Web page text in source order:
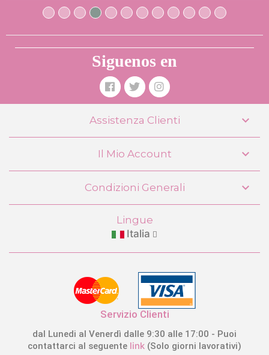
Siguenos en
Assistenza Clienti 
Il Mio Account 
Condizioni Generali 
Lingue
Italia
Servizio Clienti
dal Lunedi al Venerdì dalle 9:30 alle 17:00 - Puoi
contattarci al seguente link (Solo giorni lavorativi)